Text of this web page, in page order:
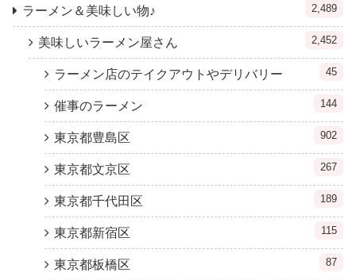
ラーメン＆美味しい物♪ 2,489
美味しいラーメン屋さん 2,452
ラーメン店のテイクアウトやデリバリー 45
催事のラーメン 144
東京都豊島区 902
東京都文京区 267
東京都千代田区 189
東京都新宿区 115
東京都板橋区 87